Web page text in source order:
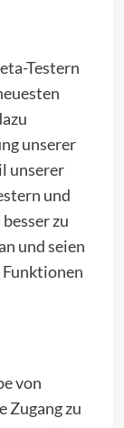
Testern
unserer
unserer
und
zu
und seien
Funktionen
von
Zugang zu